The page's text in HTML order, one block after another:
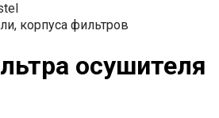
корпуса фильтров
осушителя